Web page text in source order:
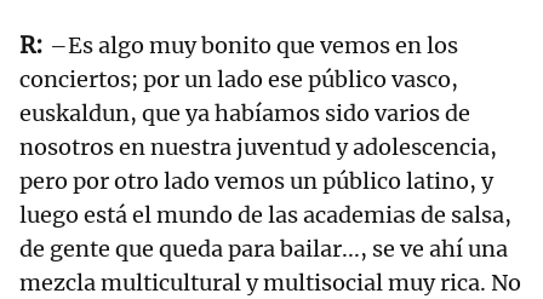
–Es algo muy bonito que vemos en los
conciertos; por un lado ese público vasco,
euskaldun, que ya habíamos sido varios de
nosotros en nuestra juventud y adolescencia,
pero por otro lado vemos un público latino, y
luego está el mundo de las academias de salsa,
de gente que queda para bailar..., se ve ahí una
mezcla multicultural y multisocial muy rica. No